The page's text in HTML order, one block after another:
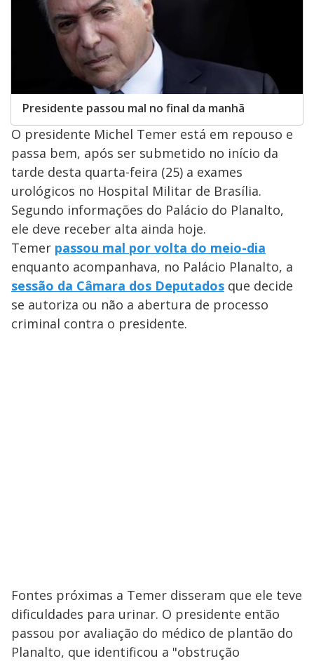
Presidente passou mal no final da manhã
O presidente Michel Temer está em repouso e
passa bem, após ser submetido no início da
tarde desta quarta-feira (25) a exames
urológicos no Hospital Militar de Brasília.
Segundo informações do Palácio do Planalto,
ele deve receber alta ainda hoje.
Temer passou mal por volta do meio-dia
enquanto acompanhava, no Palácio Planalto, a
sessão da Câmara dos Deputados que decide
se autoriza ou não a abertura de processo
criminal contra o presidente.
Fontes próximas a Temer disseram que ele teve
dificuldades para urinar. O presidente então
passou por avaliação do médico de plantão do
Planalto, que identificou a "obstrução